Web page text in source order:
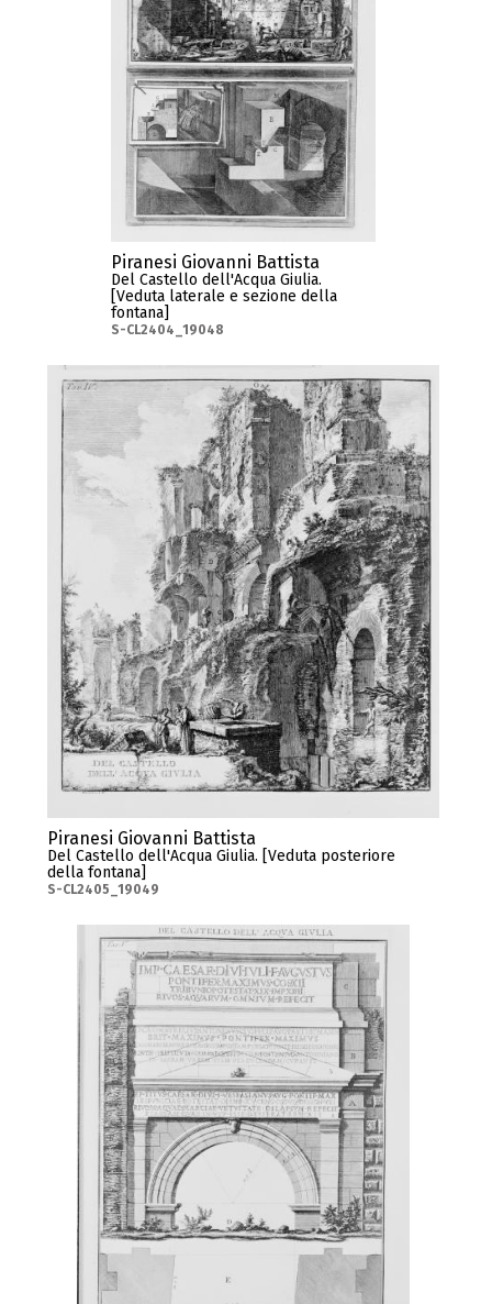
Piranesi Giovanni Battista
Del Castello dell'Acqua Giulia.
[Veduta laterale e sezione della
fontana]
S-CL2404_19048
Piranesi Giovanni Battista
Del Castello dell'Acqua Giulia. [Veduta posteriore
della fontana]
S-CL2405_19049